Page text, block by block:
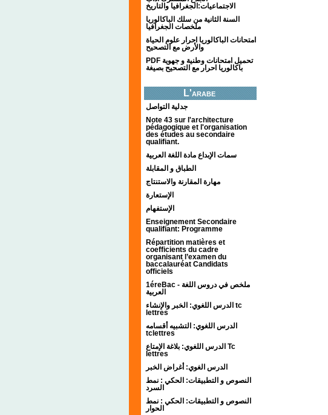
الاجتماعيات:الجغرافيا والتاريخ
السنة الثانية من سلك الباكالوريا
ملخصات الجغرافيا
امتحانات الباكالوريا احرار علوم الحياة
والأرض مع التصحيح
PDF تحميل امتحانات وطنية و جهوية
باكالوريا احرار مع التصحيح بصيغة
L'arabe
جدلية التواصل
Note 43 sur l'architecture
pédagogique et l'organisation
des études au secondaire
qualifiant.
سمات الإبداع مادة اللغة العربية
الطباق و المقابلة
مهارة المقارنة والاستنتاج
الإستعارة
الإستفهام
Enseignement Secondaire
qualifiant: Programme
Répartition matières et
coefficients du cadre
organisant l’examen du
baccalauréat Candidats
officiels
1éreBac - ملخص في دروس اللغة
العربية
الدرس اللغوي: الخبر والإنشاء tc
lettres
الدرس اللغوي: التشبيه أقسامه
tclettres
الدرس اللغوي: بلاغة الإمتاع Tc
lettres
الدرس الغوي: أغراض الخبر
النصوص و التطبيقات: الحكي : نمط
السرد
النصوص و التطبيقات: الحكي : نمط
الحوار